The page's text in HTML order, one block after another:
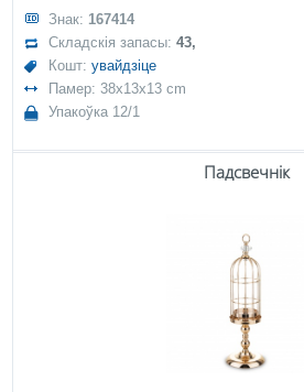
Знак: 167414
Складскія запасы:43,
Кошт:увайдзіце
Памер: 38x13x13 cm
Упакоўка 12/1
Падсвечнік